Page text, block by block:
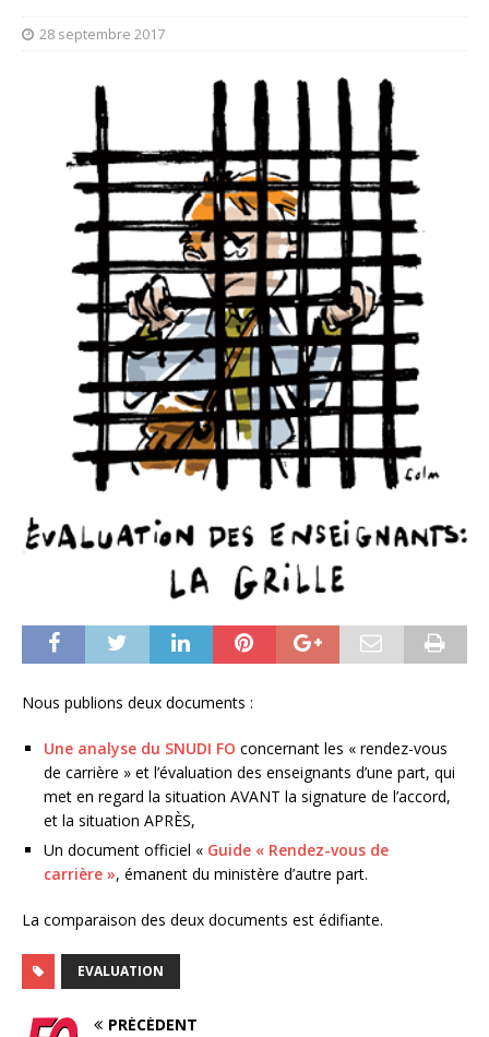
28 septembre 2017
Nous publions deux documents :
Une analyse du SNUDI FO concernant les « rendez-vous
de carrière » et l’évaluation des enseignants d’une part, qui
met en regard la situation AVANT la signature de l’accord,
et la situation APRÈS,
Un document officiel « Guide « Rendez-vous de
carrière », émanent du ministère d’autre part.
La comparaison des deux documents est édifiante.
EVALUATION
PRÉCÉDENT